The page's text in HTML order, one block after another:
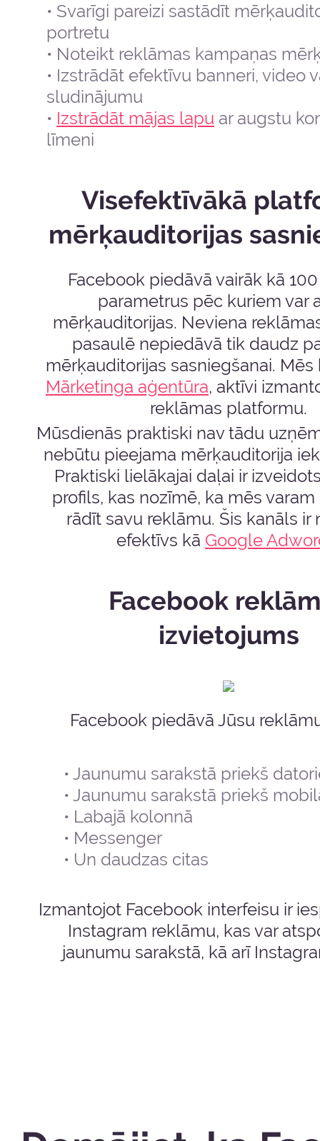
Svarīgi pareizi sastādīt
portretu
Noteikt reklāmas kampaņas
Izstrādāt efektīvu banneri, video
sludinājumu
Izstrādāt mājas lapu ar augstu
līmeni
Visefektīvākā
mērķauditorijas
Facebook piedāvā vairāk kā
parametrus pēc kuriem var
mērķauditorijas. Neviena
pasaulē nepiedāvā tik daudz
mērķauditorijas sasniegšanai.
Mārketinga aģentūra, aktīvi
reklāmas platformu.
Mūsdienās praktiski nav tādu
nebūtu pieejama mērķauditorija
Praktiski lielākajai daļai ir
profils, kas nozīmē, ka mēs
rādīt savu reklāmu. Šis kanāls ir
efektīvs kā Google
Facebook
izvietojums
Facebook piedāvā Jūsu
Jaunumu sarakstā priekš
Jaunumu sarakstā priekš
Labajā kolonnā
Messenger
Un daudzas citas
Izmantojot Facebook interfeisu ir
Instagram reklāmu, kas var
jaunumu sarakstā, kā arī